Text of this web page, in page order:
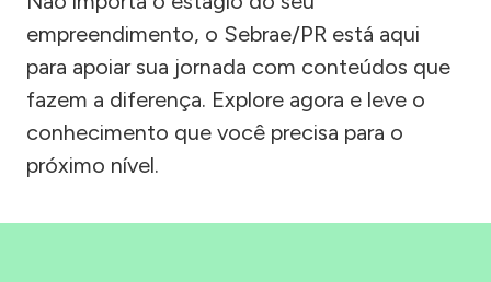
empreendimento, o Sebrae/PR está aqui
para apoiar sua jornada com conteúdos que
fazem a diferença. Explore agora e leve o
conhecimento que você precisa para o
próximo nível.